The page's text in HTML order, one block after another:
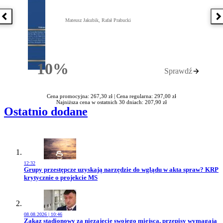
Poprzednia książka
10%Rabatu
Mateusz Jakubik, Rafał Prabucki
Sprawdź
Cena promocyjna: 267,30 zł | Cena regularna: 297,00 zł
Najniższa cena w ostatnich 30 dniach: 207,90 zł
Ostatnio dodane
12:32
Przejdź do artykułu:
Grupy przestępcze uzyskają narzędzie do wglądu w akta spraw? KRP
krytycznie o projekcie MS
08.08.2026 | 10:46
Przejdź do artykułu:
Zakaz stadionowy za niezajęcie swojego miejsca, przepisy wymagają